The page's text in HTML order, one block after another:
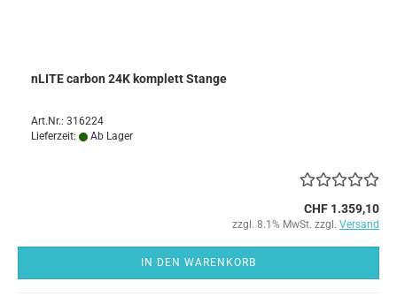
nLITE carbon 24K komplett Stange
Art.Nr.: 316224
Lieferzeit:
Ab Lager
CHF 1.359,10
zzgl. 8.1% MwSt. zzgl. Versand
IN DEN WARENKORB